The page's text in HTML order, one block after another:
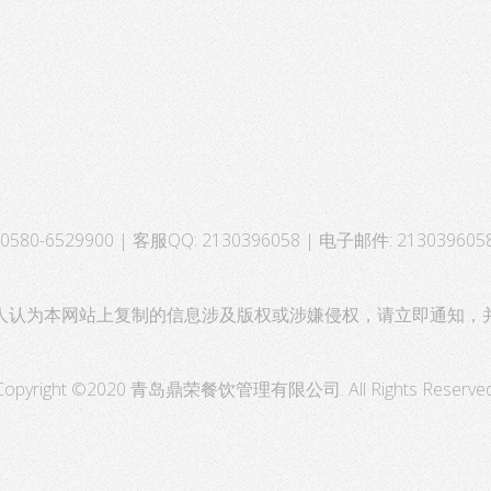
6529900 | 客服QQ: 2130396058 | 电子邮件:
为本网站上复制的信息涉及版权或涉嫌侵权，请立即通知
©2020 青岛鼎荣餐饮管理有限公司. All Rights